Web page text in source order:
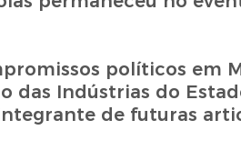
políticos em
das Indústrias do
de futuras